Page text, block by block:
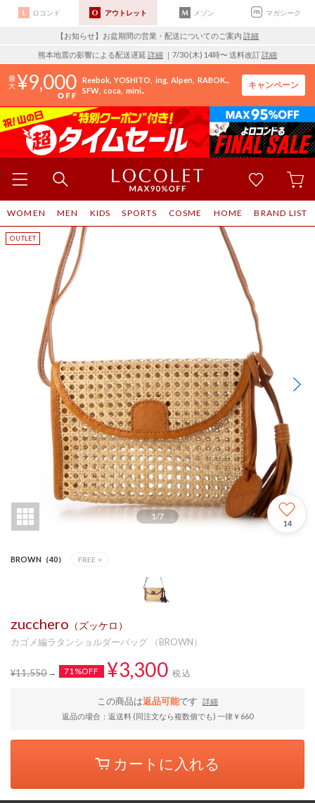
ロコンド アウトレット メゾン マガシーク
【お知らせ】お盆期間の営業・配送についてのご案内 詳細
熊本地震の影響による配送遅延 詳細 ｜7/30 (木) 14時〜 送料改訂詳細
9,000 Reebok YOSHITO ing Alpen
RABOK..
SFW coca mini..
キャンペーン
WOMEN MEN KIDS SPORTS COSME HOME BRAND LIST
1/7
14
BROWN（40） FREE ×
zucchero （ズッケロ）
カゴメ編ラタンショルダーバッグ （BROWN）
¥11,550 71%OFF ¥3,300 税込
この商品は返品可能です
詳細
返品の場合：返送料 (同注文なら複数個でも) 一律￥660
カートに入れる